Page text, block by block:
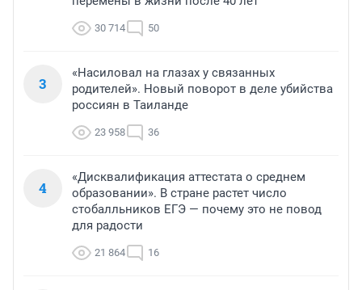
30 714 50
3
«Насиловал на глазах у связанных
родителей». Новый поворот в деле убийства
россиян в Таиланде
23 958 36
4
«Дисквалификация аттестата о среднем
образовании». В стране растет число
стобалльников ЕГЭ — почему это не повод
для радости
21 864 16